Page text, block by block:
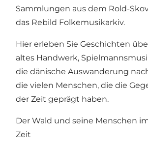
Sammlungen aus dem Rold-
das Rebild Folkemusikarkiv.
Hier erleben Sie Geschichten
altes Handwerk,
die dänische Auswanderung
die vielen Menschen, die die
der Zeit geprägt haben.
Der Wald und seine Menschen
Zeit